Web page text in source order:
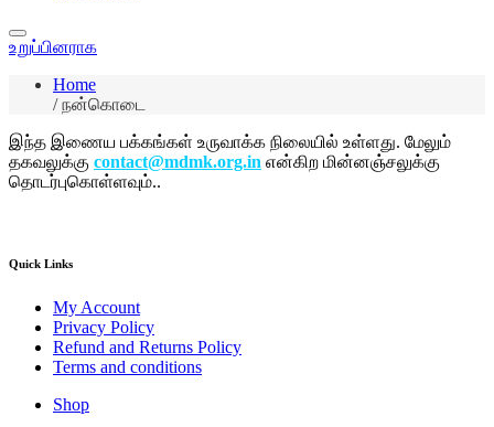
உறுப்பினராக
Home
/ நன்கொடை
இந்த இணைய பக்கங்கள் உருவாக்க நிலையில் உள்ளது. மேலும்
தகவலுக்கு contact@mdmk.org.in என்கிற மின்னஞ்சலுக்கு
தொடர்புகொள்ளவும்..
Quick Links
My Account
Privacy Policy
Refund and Returns Policy
Terms and conditions
Shop